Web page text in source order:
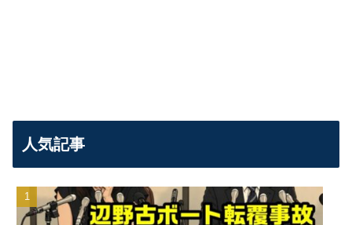
人気記事